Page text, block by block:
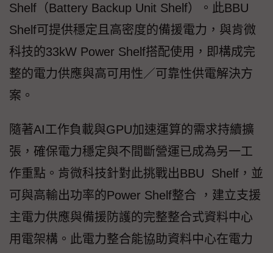
Shelf（Battery Backup Unit Shelf）。此BBU
Shelf可提供穩定且高密度的備援電力，與肯微
科技的33kW Power Shelf搭配使用，即構成完
整的電力供應與高可用性／可靠性供電解決方
案。
隨著AI工作負載與GPU加速運算的需求持續擴
張，確保電力穩定與不間斷營運已成為另一工
作重點。肯微科技針對此挑戰出BBU Shelf，並
可與高輸出功率的Power Shelf整合 ，建立支援
主電力供應與備援防護的完整整合式資料中心
用電架構。此電力整合能協助資料中心在電力